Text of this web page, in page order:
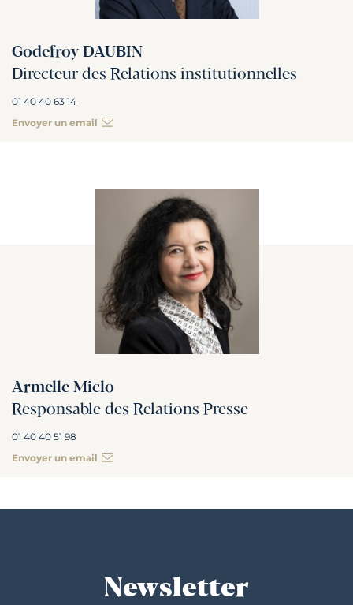
Godefroy DAUBIN
Directeur des Relations institutionnelles
01 40 40 63 14
Envoyer un email
Armelle Miclo
Responsable des Relations Presse
01 40 40 51 98
Envoyer un email
Newsletter